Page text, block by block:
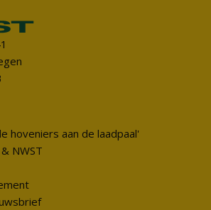
hoveniers aan de laadpaal'
NWST